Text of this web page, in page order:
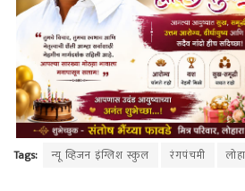
Tags: न्यू व्हिजन इंग्लिश स्कुल रंगपंचमी